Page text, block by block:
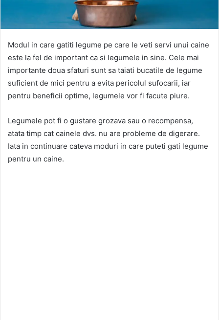
Modul in care gatiti legume pe care le veti servi unui caine
este la fel de important ca si legumele in sine. Cele mai
importante doua sfaturi sunt sa taiati bucatile de legume
suficient de mici pentru a evita pericolul sufocarii, iar
pentru beneficii optime, legumele vor fi facute piure.
Legumele pot fi o gustare grozava sau o recompensa,
atata timp cat cainele dvs. nu are probleme de digerare.
Iata in continuare cateva moduri in care puteti gati legume
pentru un caine.